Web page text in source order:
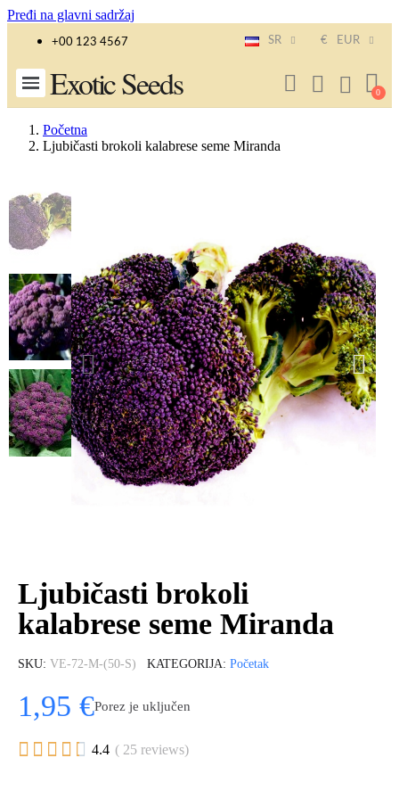
Pređi na glavni sadržaj
+00 123 4567 SR € EUR
Exotic Seeds
Početna
Ljubičasti brokoli kalabrese seme Miranda
Ljubičasti brokoli
kalabrese seme Miranda
SKU VE-72-M-(50-S) KATEGORIJA Početak
1,95 €Porez je uključen
     4.4 ( 25 reviews)